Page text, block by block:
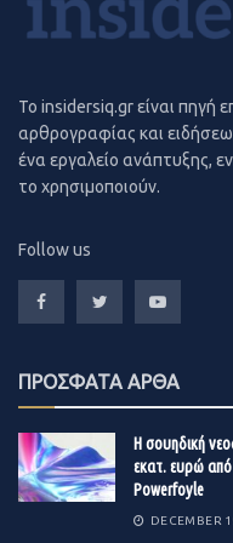
Η εξαγορά της
μία φορά το
ανεξάρτητα brands. Δεν
την εξαγορά της
τους και άλλες μεγάλες
L’ Oreal SA, Estée
To insidersiq.gr είναι πηγή
αρθρογραφίας και
ένα εργαλείο ανάπτυξης,
το χρησιμοποιούν.
Follow us
ΠΡΟΣΦΑΤΑ ΑΡΘΑ
Η σουηδική
εκατ. ευρώ από
Powerfoyle
DECEMBER